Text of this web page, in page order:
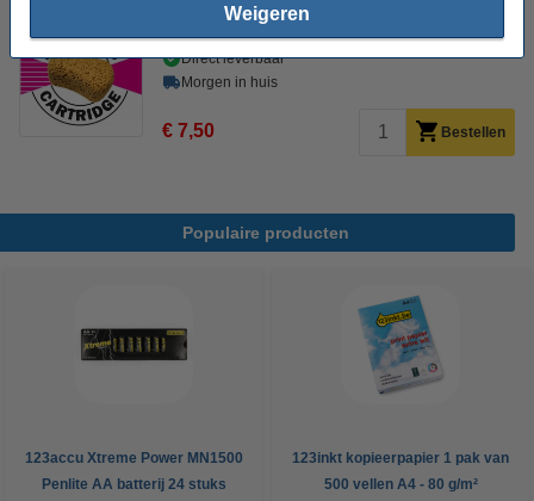
Weigeren
Bekijk de specificaties en omschrijving
Direct leverbaar
Morgen in huis
€ 7,50 Bestellen
Populaire producten
123accu Xtreme Power MN1500
Penlite AA batterij 24 stuks
123inkt kopieerpapier 1 pak van
500 vellen A4 - 80 g/m²